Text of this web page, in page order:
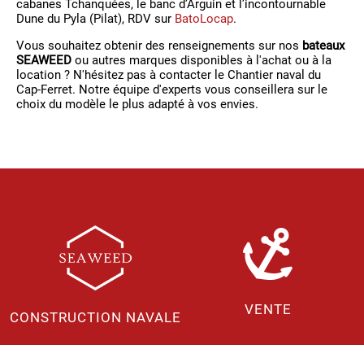
cabanes Tchanquées, le banc d’Arguin et l’incontournable
Dune du Pyla (Pilat), RDV sur BatoLocap.
Vous souhaitez obtenir des renseignements sur nos bateaux
SEAWEED ou autres marques disponibles à l'achat ou à la
location ? N'hésitez pas à contacter le Chantier naval du
Cap-Ferret. Notre équipe d'experts vous conseillera sur le
choix du modèle le plus adapté à vos envies.
CONSTRUCTION NAVALE
VENTE